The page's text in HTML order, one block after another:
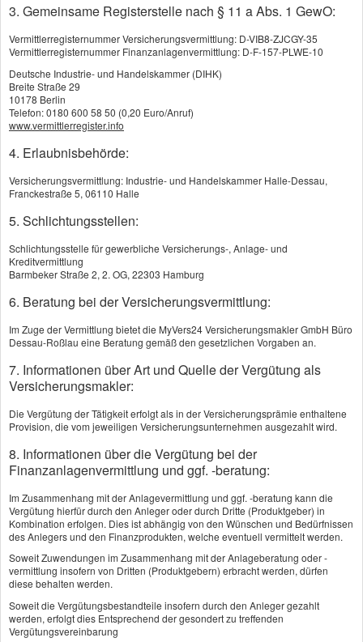
Der eine liebt seinen Aufsitzrasenmäher, die
andere sammelt teure Schuhe. Und für manche
ist die neue Hi-Fi-Anlage das Wichtigste im
Haus. Die Geschmäcker sind eben verschieden.
Fest steht: Mit der richtigen
Hausratversicherung schützen Sie, was Ihnen
ganz persönlich am Herzen liegt. Denn die
Hausratversicherung ersetzt bei Verlust oder
Beschädigung den Neuwert Ihrer Einrichtungs-,
Wert- und Gebrauchsgegenstände.
Was zählt zum Hausrat?
Wogegen ist Ihr Hausrat versichert?
Beitrag berechnen!
Berechnen Sie in wenigen Schritten Ihren
individuellen Tarif
Angebot und Vergleich zur
Hausratversicherung anfordern!
3. Gemeinsame Registerstelle nach § 11 a Abs. 1 GewO:
Vermittlerregisternummer Versicherungsvermittlung: D-VIB8-ZJCGY-35
Vermittlerregisternummer Finanzanlagenvermittlung: D-F-157-PLWE-10
Deutsche Industrie- und Handelskammer (DIHK)
Breite Straße 29
10178 Berlin
Telefon: 0180 600 58 50 (0,20 Euro/Anruf)
www.vermittlerregister.info
4. Erlaubnisbehörde:
Versicherungsvermittlung: Industrie- und Handelskammer Halle-Dessau,
Franckestraße 5, 06110 Halle
5. Schlichtungsstellen:
Schlichtungsstelle für gewerbliche Versicherungs-, Anlage- und
Kreditvermittlung
Barmbeker Straße 2, 2. OG, 22303 Hamburg
6. Beratung bei der Versicherungsvermittlung:
Im Zuge der Vermittlung bietet die MyVers24 Versicherungsmakler GmbH Büro
Dessau-Roßlau eine Beratung gemäß den gesetzlichen Vorgaben an.
7. Informationen über Art und Quelle der Vergütung als
Versicherungsmakler:
Die Vergütung der Tätigkeit erfolgt als in der Versicherungsprämie enthaltene
Provision, die vom jeweiligen Versicherungsunternehmen ausgezahlt wird.
8. Informationen über die Vergütung bei der
Finanzanlagenvermittlung und ggf. -beratung:
Im Zusammenhang mit der Anlagevermittlung und ggf. -beratung kann die
Vergütung hierfür durch den Anleger oder durch Dritte (Produktgeber) in
Kombination erfolgen. Dies ist abhängig von den Wünschen und Bedürfnissen
des Anlegers und den Finanzprodukten, welche eventuell vermittelt werden.
Soweit Zuwendungen im Zusammenhang mit der Anlageberatung oder -
vermittlung insofern von Dritten (Produktgebern) erbracht werden, dürfen
diese behalten werden.
Soweit die Vergütungsbestandteile insofern durch den Anleger gezahlt
werden, erfolgt dies Entsprechend der gesondert zu treffenden
Vergütungsvereinbarung